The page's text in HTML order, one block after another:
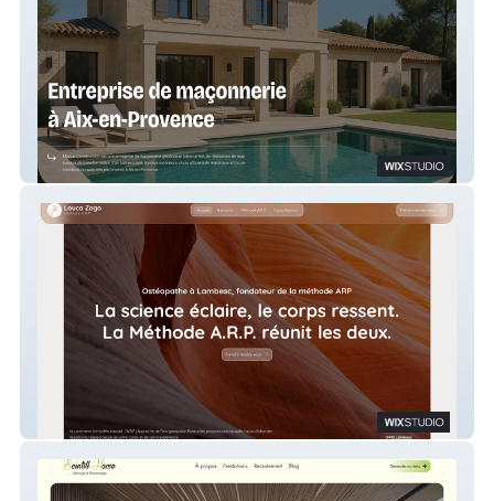
Mistral Construction Aix
Zago Louca